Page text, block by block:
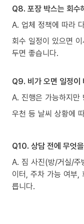
Q8. 포장 박스는 회수
A. 업체 정책에 따라
회수 일정이 있으면
두면 좋습니다.
Q9. 비가 오면 일정이
A. 진행은 가능하지만
우천 등 날씨 상황에
Q10. 상담 전에 무엇
A. 짐 사진(방/거실/주
이터, 주차 가능 여부,
릅니다.